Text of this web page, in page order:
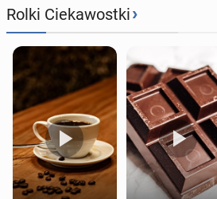
Rolki Ciekawostki›